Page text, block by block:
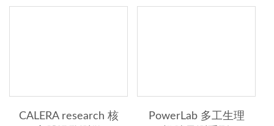
輕巧型眼動儀
CALERA research 核
PowerLab 多工生理